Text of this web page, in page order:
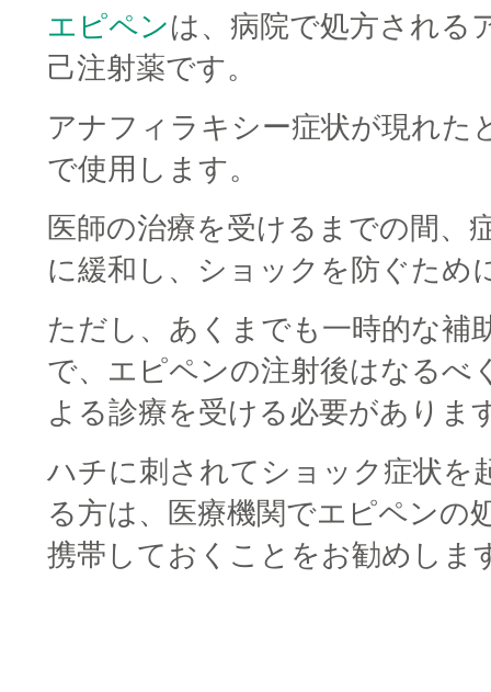
エピペンは、病院で処方される
己注射薬です。
アナフィラキシー症状が現れた
で使用します。
医師の治療を受けるまでの間、
に緩和し、ショックを防ぐため
ただし、あくまでも一時的な補
で、エピペンの注射後はなるべ
よる診療を受ける必要がありま
ハチに刺されてショック症状を
る方は、医療機関でエピペンの
携帯しておくことをお勧めしま